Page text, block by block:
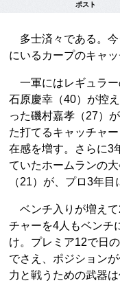
ポスト
多士済々である。今
にいるカープのキャッ
一軍にはレギュラー
石原慶幸（40）が控
った磯村嘉孝（27）
た打てるキャッチャ
在感を増す。さらに3
ていたホームランの
（21）が、プロ3年
ベンチ入りが増えて
チャーを4人もベンチ
け。プレミア12で日
でさえ、ポジション
力と戦うための武器